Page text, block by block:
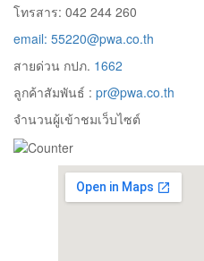
โทรสาร: 042 244 260
email: 55220@pwa.co.th
สายด่วน กปภ. 1662
ลูกค้าสัมพันธ์ : pr@pwa.co.th
จำนวนผู้เข้าชมเว็บไซต์